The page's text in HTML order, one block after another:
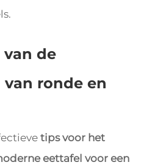
de
ronde en
tips voor het
eettafel voor een